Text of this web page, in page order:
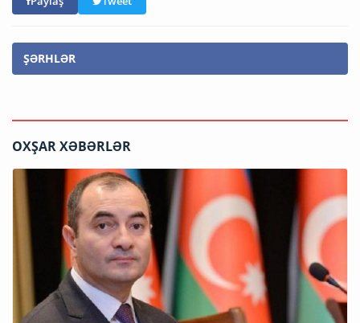
ŞƏRHLƏR
OXŞAR XƏBƏRLƏR